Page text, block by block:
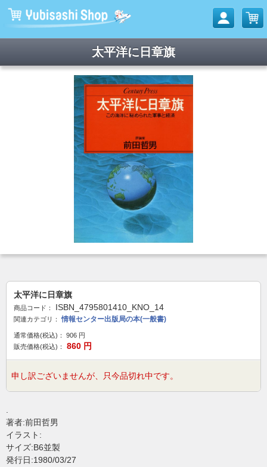
太平洋に日章旗
太平洋に日章旗
商品コード： ISBN_4795801410_KNO_14
関連カテゴリ： 情報センター出版局の本(一般書)
通常価格(税込)： 906 円
販売価格(税込)：
860 円
申し訳ございませんが、只今品切れ中です。
著者:前田哲男
イラスト:
サイズ:B6並製
発行日:1980/03/27